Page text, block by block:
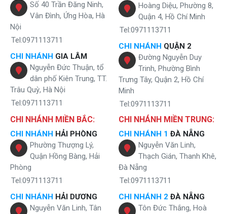
Trang bị hộp đá gel khô giúp lạnh sâu
Quạt điều hòa Karofi KAC-H132 với 3 chế độ
KAC-H132R gồm 3 chế độ gió: mạnh - trung bình - nhẹ kết hợp cùng
chế độ đảo gió 2 chiều trái phải giúp mở rộng không gian làm mát,
đáp ứng nhu cầu đa dạng và linh hoạt của người dùng.
Số 40 Trần Đăng Ninh,
Vân Đình, Ứng Hòa, Hà
Nội
Tel:0971113711
CHI NHÁNH GIA LÂM
Nguyễn Đức Thuận, tổ
dân phố Kiên Trung, TT.
Trâu Quỳ, Hà Nội
Tel:0971113711
Hoàng Diệu, Phường 8,
Quận 4, Hồ Chí Minh
Tel:0971113711
CHI NHÁNH QUẬN 2
Đường Nguyễn Duy
Trinh, Phường Bình
Trưng Tây, Quận 2, Hồ Chí
Minh
Tel:0971113711
CHI NHÁNH MIỀN BẮC:
CHI NHÁNH HẢI PHÒNG
Phường Thượng Lý,
Quận Hồng Bàng, Hải
Phòng
Tel:0971113711
CHI NHÁNH HẢI DƯƠNG
Nguyễn Văn Linh, Tân
CHI NHÁNH MIỀN TRUNG:
CHI NHÁNH 1 ĐÀ NẴNG
Nguyễn Văn Linh,
Thạch Gián, Thanh Khê,
Đà Nẵng
Tel:0971113711
CHI NHÁNH 2 ĐÀ NẴNG
Tôn Đức Thắng, Hoà